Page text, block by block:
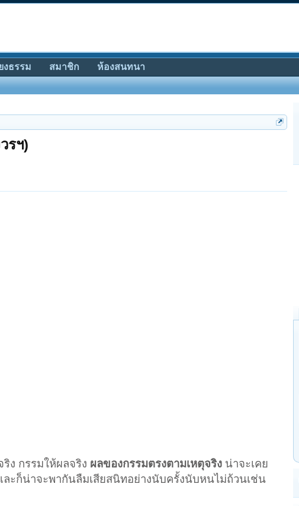
รฯ)
ง กรรมให้ผลจริง ผลของกรรมตรงตามเหตุจริง น่าจะเคย
ะก็น่าจะพากันลืมเสียสนิทอย่างนับครั้งนับหนไม่ถ้วนเช่น
งธรรม สมาชิก ห้องสนทนา